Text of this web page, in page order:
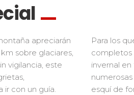
apreciarán
sobre glaciares,
vigilancia, este
ir con un guía.
Para los
completos
invernal
esquí de